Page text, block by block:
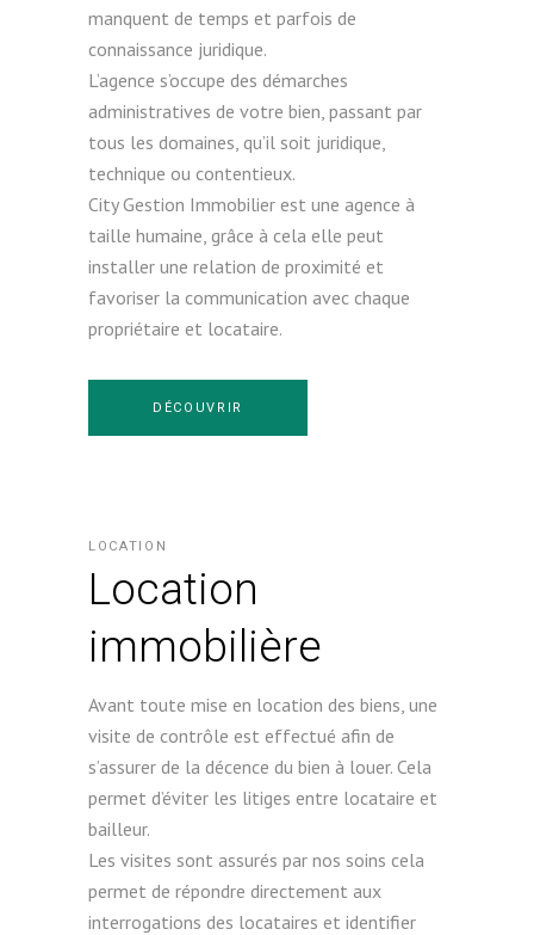
manquent de temps et parfois de
connaissance juridique.
L’agence s’occupe des démarches
administratives de votre bien, passant par
tous les domaines, qu’il soit juridique,
technique ou contentieux.
City Gestion Immobilier est une agence à
taille humaine, grâce à cela elle peut
installer une relation de proximité et
favoriser la communication avec chaque
propriétaire et locataire.
DÉCOUVRIR
LOCATION
Location
immobilière
Avant toute mise en location des biens, une
visite de contrôle est effectué afin de
s’assurer de la décence du bien à louer. Cela
permet d’éviter les litiges entre locataire et
bailleur.
Les visites sont assurés par nos soins cela
permet de répondre directement aux
interrogations des locataires et identifier